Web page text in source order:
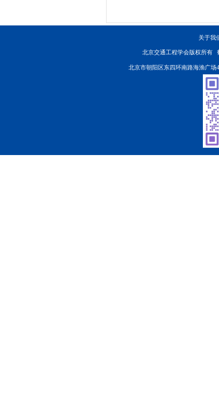
关于我
北京交通工程学会版权所有
北京市朝阳区东四环南路海渔广